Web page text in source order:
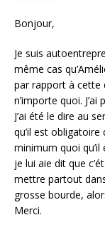
Bonjour,
Je suis
même cas
par rapport à cette
n’importe quoi.
J’ai été le dire au
qu’il est obligatoire
minimum quoi qu’il
je lui aie dit que
mettre partout
grosse bourde,
Merci.